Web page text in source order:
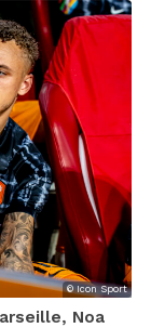
© Icon Sport
Noa